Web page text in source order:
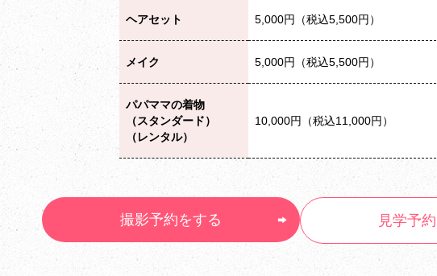
ヘアセット 5,000円（税込5,500円）
メイク 5,000円（税込5,500円）
パパママの着物
（スタンダード）
（レンタル）
10,000円（税込11,000円）
撮影予約をする 見学予約